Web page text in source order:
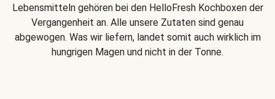
Lebensmitteln gehören bei den HelloFresh Kochboxen der
Vergangenheit an. Alle unsere Zutaten sind genau
abgewogen. Was wir liefern, landet somit auch wirklich im
hungrigen Magen und nicht in der Tonne.